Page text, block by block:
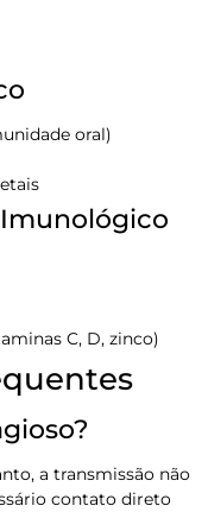
oral)
C, D, zinco)
a transmissão não
contato direto